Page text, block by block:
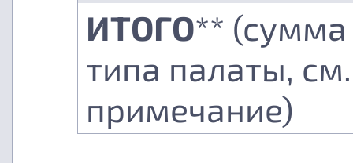
ИТОГО** (сумма
типа палаты, см.
примечание)